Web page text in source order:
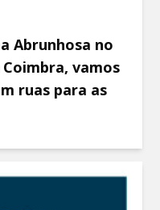
Abrunhosa no
vamos
ruas para as